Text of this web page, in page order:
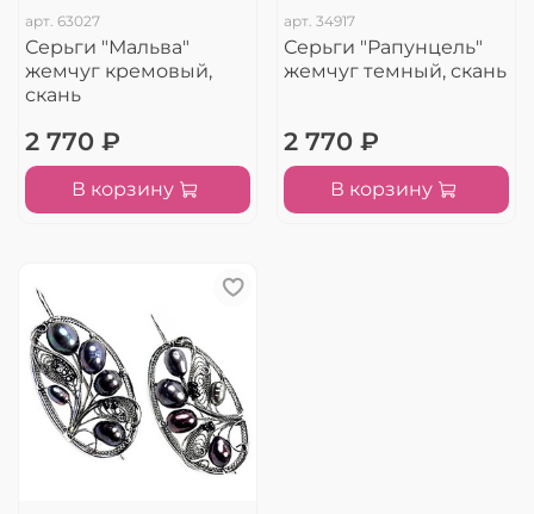
арт. 63027
Серьги "Мальва"
жемчуг кремовый,
скань
2 770 ₽
В корзину
арт. 34917
Серьги "Рапунцель"
жемчуг темный, скань
2 770 ₽
В корзину